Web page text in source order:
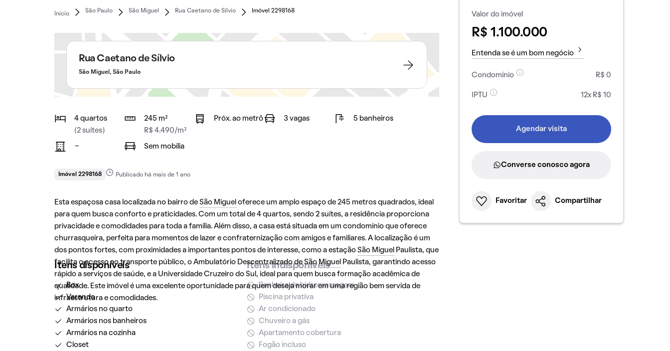
Início
São Paulo São Miguel Rua Caetano de Sílvio Imóvel 2298168
Rua Caetano de Sílvio
São Miguel, São Paulo
4 quartos
(2 suítes)
245 m²
R$ 4.490/m²
Próx. ao metrô 3 vagas 5 banheiros
- Sem mobília
Imóvel 2298168 Publicado há mais de 1 ano
Esta espaçosa casa localizada no bairro de São Miguel oferece um amplo espaço de 245 metros quadrados, ideal
para quem busca conforto e praticidades. Com um total de 4 quartos, sendo 2 suítes, a residência proporciona
privacidade e comodidades para toda a família. Além disso, a casa está situada em um condomínio que oferece
churrasqueira, perfeita para momentos de lazer e confraternização com amigos e familiares. A localização é um
dos pontos fortes, com proximidades a importantes pontos de interesse, como a estação São Miguel Paulista, que
facilita o acesso ao transporte público, o Ambulatório Descentralizado deSão Miguel Paulista, garantindo acesso
rápido a serviços de saúde, e a Universidade Cruzeiro do Sul, ideal para quem busca formação acadêmica de
qualidade. Este imóvel é uma excelente oportunidade para quem deseja morar em uma região bem servida de
infraestrutura e comodidades.
Itens disponíveis
Box
Varanda
Armários no quarto
Armários nos banheiros
Armários na cozinha
Closet
Itens indisponíveis
Banheira de hidromassagem
Piscina privativa
Ar condicionado
Chuveiro a gás
Apartamento cobertura
Fogão incluso
Valor do imóvel
R$ 1.100.000
Entenda se é um bom negócio
Condomínio R$ 0
IPTU 12x R$ 10
Agendar visita
Converse conosco agora
Favoritar Compartilhar